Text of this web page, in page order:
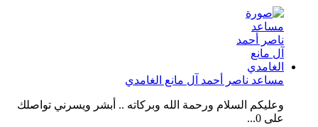
مساعد ناصر أحمد آل مانع الغامدي
وعليكم السلام ورحمة الله وبركاته .. أبشر ويسرني تواصلك
على 0...